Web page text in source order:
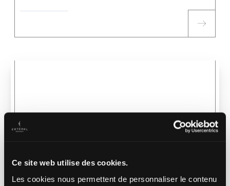
Ce site web utilise des cookies.
Les cookies nous permettent de personnaliser le contenu